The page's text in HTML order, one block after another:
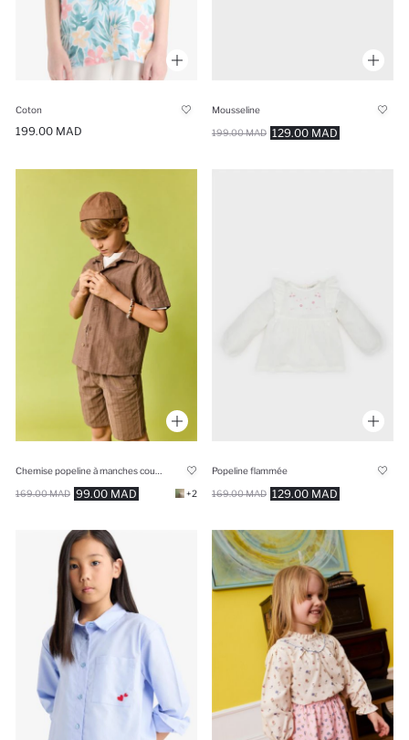
Coton
199.00 MAD
Mousseline
129.00 MAD
199.00 MAD
99.00 MAD
169.00 MAD +2
Popeline flammée
129.00 MAD
169.00 MAD